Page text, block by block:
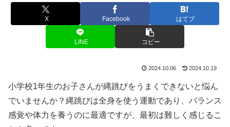
X Facebook はてブ
LINE コピー
2024.10.06 2024.10.19
小学校1年生のお子さんが縄跳びをうまくできないと悩ん
でいませんか？縄跳びは全身を使う運動であり、バランス
感覚や体力を養うのに最適ですが、最初は難しく感じるこ